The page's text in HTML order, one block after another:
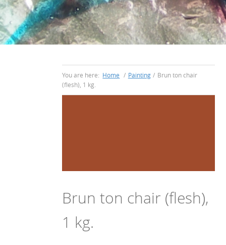
You are here: Home / Painting / Brun ton chair
(flesh), 1 kg.
Brun ton chair (flesh),
1 kg.